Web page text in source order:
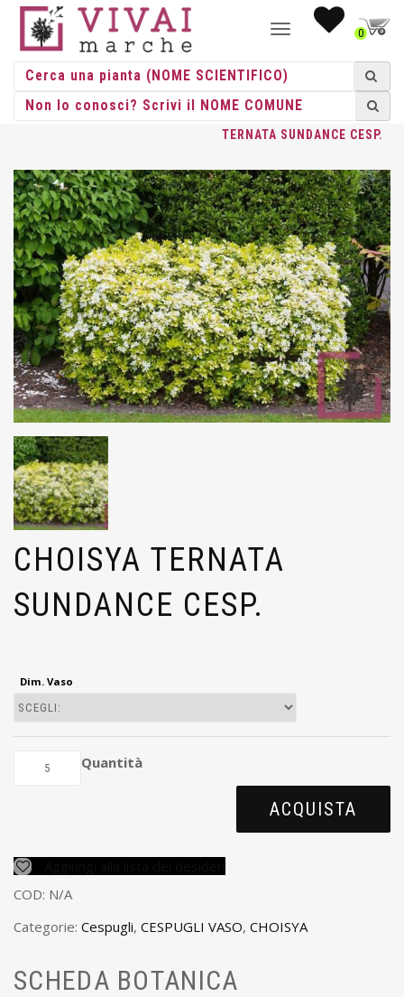
NAVIGAZIONE0
HOME /CESPUGLI/CESPUGLI VASO/ CHOISYA / CHOISYA
TERNATA SUNDANCE CESP.
CHOISYA TERNATA
SUNDANCE CESP.
Dim. Vaso
Quantità
ACQUISTA
COD: N/A
Categorie: Cespugli, CESPUGLI VASO, CHOISYA
SCHEDA BOTANICA